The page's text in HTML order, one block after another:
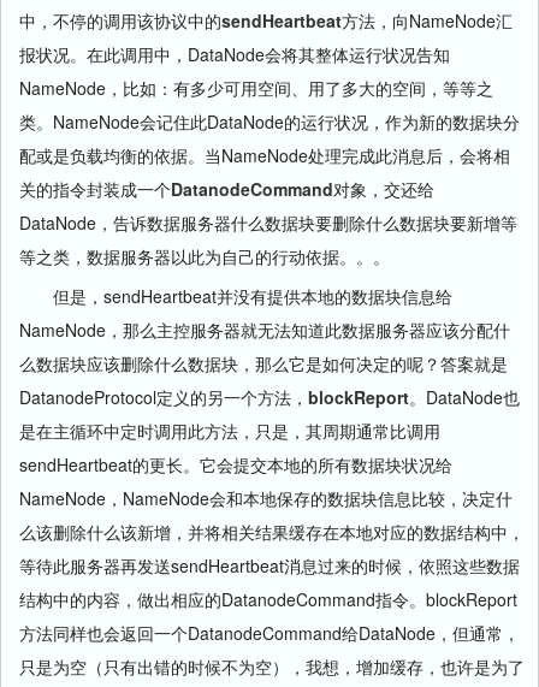
中，不停的调用该协议中的sendHeartbeat方法，向NameNode汇
报状况。在此调用中，DataNode会将其整体运行状况告知
NameNode，比如：有多少可用空间、用了多大的空间，等等之
类。NameNode会记住此DataNode的运行状况，作为新的数据块分
配或是负载均衡的依据。当NameNode处理完成此消息后，会将相
关的指令封装成一个DatanodeCommand对象，交还给
DataNode，告诉数据服务器什么数据块要删除什么数据块要新增等
等之类，数据服务器以此为自己的行动依据。。。
但是，sendHeartbeat并没有提供本地的数据块信息给
NameNode，那么主控服务器就无法知道此数据服务器应该分配什
么数据块应该删除什么数据块，那么它是如何决定的呢？答案就是
DatanodeProtocol定义的另一个方法， blockReport。DataNode也
是在主循环中定时调用此方法，只是，其周期通常比调用
sendHeartbeat的更长。它会提交本地的所有数据块状况给
NameNode，NameNode会和本地保存的数据块信息比较，决定什
么该删除什么该新增，并将相关结果缓存在本地对应的数据结构中，
等待此服务器再发送sendHeartbeat消息过来的时候，依照这些数据
结构中的内容，做出相应的DatanodeCommand指令。blockReport
方法同样也会返回一个DatanodeCommand给DataNode，但通常，
只是为空（只有出错的时候不为空），我想，增加缓存，也许是为了